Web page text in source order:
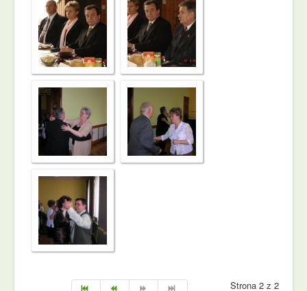
Strona 2 z 2